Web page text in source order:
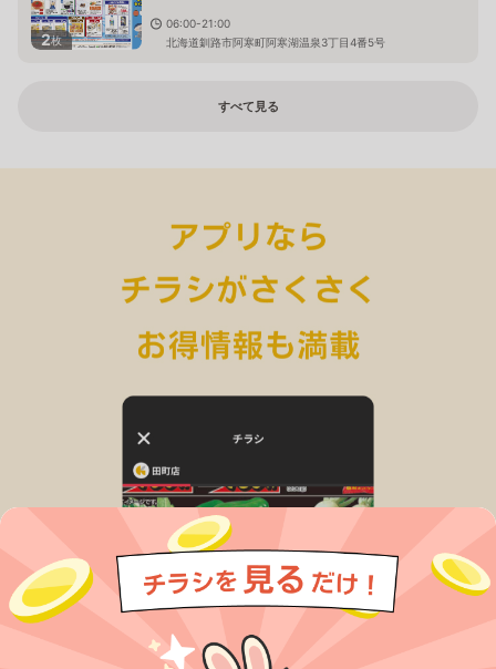
2枚
06:00-21:00
北海道釧路市阿寒町阿寒湖温泉3丁目4番5号
すべて見る